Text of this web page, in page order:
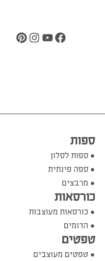
ספות
ספות לסלון
ספה פינתית
מרבצים
כורסאות
כורסאות מעוצבות
הדומים
טפטים
טפטים מעוצבים